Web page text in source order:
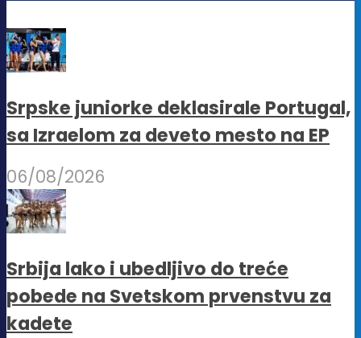
Srpske juniorke deklasirale Portugal,
sa Izraelom za deveto mesto na EP
06/08/2026
Srbija lako i ubedljivo do treće
pobede na Svetskom prvenstvu za
kadete